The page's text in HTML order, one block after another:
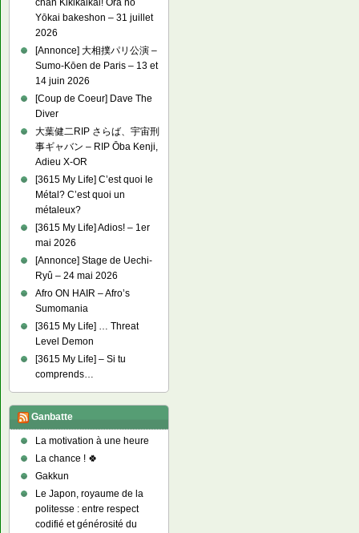
chan Kikikaikai! Ora no
Yōkai bakeshon – 31 juillet
2026
[Annonce] 大相撲パリ公演 –
Sumo-Kōen de Paris – 13 et
14 juin 2026
[Coup de Coeur] Dave The
Diver
大葉健二RIP さらば、宇宙刑
事ギャバン – RIP Ōba Kenji,
Adieu X-OR
[3615 My Life] C’est quoi le
Métal? C’est quoi un
métaleux?
[3615 My Life] Adios! – 1er
mai 2026
[Annonce] Stage de Uechi-
Ryû – 24 mai 2026
Afro ON HAIR – Afro’s
Sumomania
[3615 My Life] … Threat
Level Demon
[3615 My Life] – Si tu
comprends…
Ganbatte
La motivation à une heure
La chance ! 🍀
Gakkun
Le Japon, royaume de la
politesse : entre respect
codifié et générosité du